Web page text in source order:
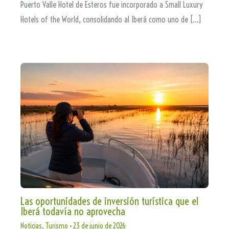
Puerto Valle Hotel de Esteros fue incorporado a Small Luxury
Hotels of the World, consolidando al Iberá como uno de […]
Las oportunidades de inversión turística que el
Iberá todavía no aprovecha
Noticias, Turismo •23 de junio de 2026